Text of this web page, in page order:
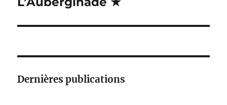
Dernières publications